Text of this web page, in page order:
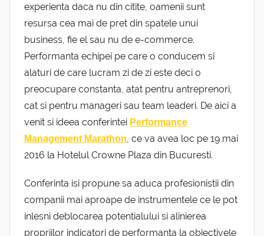
experienta daca nu din citite, oamenii sunt
resursa cea mai de pret din spatele unui
business, fie el sau nu de e-commerce.
Performanta echipei pe care o conducem si
alaturi de care lucram zi de zi este deci o
preocupare constanta, atat pentru antreprenori,
cat si pentru manageri sau team leaderi. De aici a
venit si ideea conferintei Performance
Management Marathon, ce va avea loc pe 19 mai
2016 la Hotelul Crowne Plaza din Bucuresti.
Conferinta isi propune sa aduca profesionistii din
companii mai aproape de instrumentele ce le pot
inlesni deblocarea potentialului si alinierea
propriilor indicatori de performanta la obiectivele